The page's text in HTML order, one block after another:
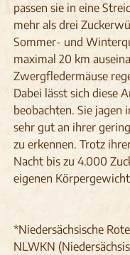
passen sie in eine
mehr als drei
Sommer- und
maximal 20 km
Zwergfledermäuse
Dabei lässt sich diese
beobachten. Sie jagen
sehr gut an ihrer
zu erkennen. Trotz
Nacht bis zu 4.000
eigenen
*Niedersächsische
NLWKN